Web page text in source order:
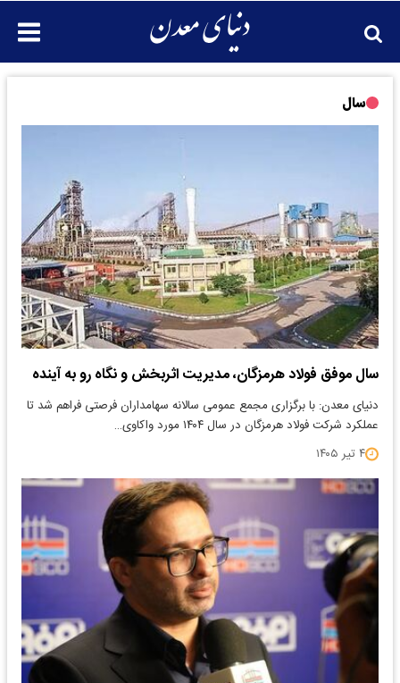
سال
سال موفق فولاد هرمزگان، مدیریت اثربخش و نگاه رو به آینده
دنیای معدن: با برگزاری مجمع عمومی سالانه سهامداران فرصتی فراهم شد تا
عملکرد شرکت فولاد هرمزگان در سال ۱۴۰۴ مورد واکاوی…
۴ تیر ۱۴۰۵